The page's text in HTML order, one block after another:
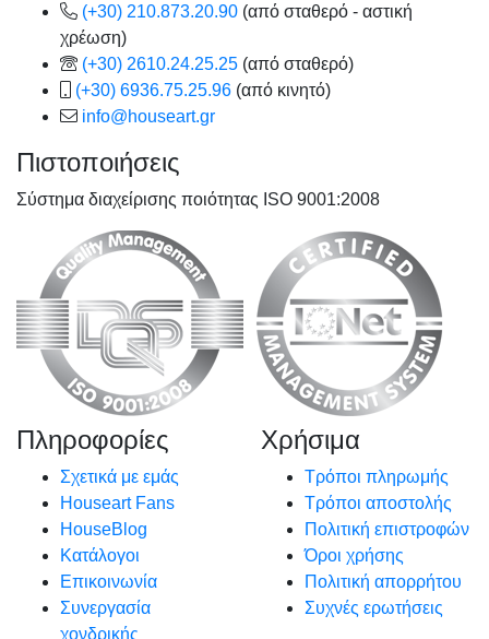
(+30) 210.873.20.90 (από σταθερό - αστική
χρέωση)
(+30) 2610.24.25.25 (από σταθερό)
(+30) 6936.75.25.96 (από κινητό)
info@houseart.gr
Πιστοποιήσεις
Σύστημα διαχείρισης ποιότητας ISO 9001:2008
Πληροφορίες
Σχετικά με εμάς
Houseart Fans
HouseBlog
Κατάλογοι
Επικοινωνία
Συνεργασία
χονδρικής
Χρήσιμα
Τρόποι πληρωμής
Τρόποι αποστολής
Πολιτική επιστροφών
Όροι χρήσης
Πολιτική απορρήτου
Συχνές ερωτήσεις